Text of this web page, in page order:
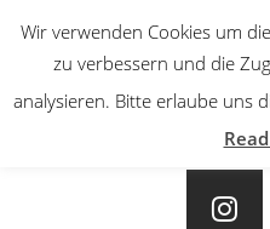
Wir verwenden Cookies um
zu verbessern und die
analysieren. Bitte erlaube uns